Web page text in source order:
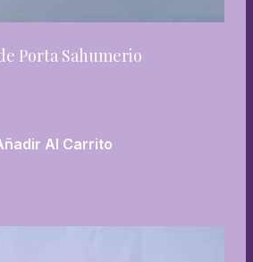
Porta Sahumerio
Al Carrito